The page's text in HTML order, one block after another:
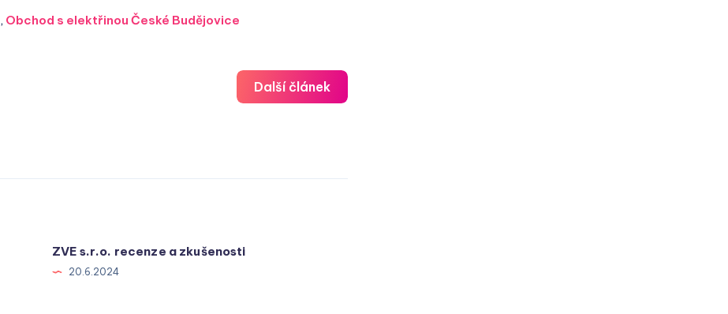
, Obchod s elektřinou České Budějovice
Další článek
ZVE s.r.o. recenze a zkušenosti
20.6.2024